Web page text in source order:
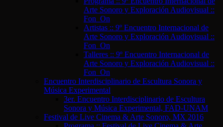
Arte Sonoro y Exploración Audiovisual ::
Fon_On
Artistas :: 9º Encuentro Internacional de
Arte Sonoro y Exploración Audiovisual ::
Fon_On
Talleres :: 9º Encuentro Internacional de
Arte Sonoro y Exploración Audiovisual ::
Fon_On
Encuentro Interdisciplinario de Escultura Sonora y
Música Experimental
3er. Encuentro Interdisciplinario de Escultura
Sonora y Música Experimental, FAD-UNAM
Festival de Live Cinema & Arte Sonoro, MX 2016